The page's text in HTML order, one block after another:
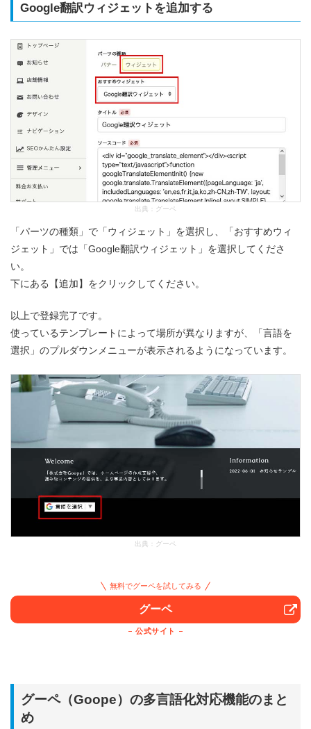
Google翻訳ウィジェットを追加する
出典： グーペ
「パーツの種類」で「ウィジェット」を選択し、「おすすめウィ
ジェット」では「Google翻訳ウィジェット」を選択してくださ
い。
下にある【追加】をクリックしてください。
以上で登録完了です。
使っているテンプレートによって場所が異なりますが、「言語を
選択」のプルダウンメニューが表示されるようになっています。
出典： グーペ
無料でグーペを試してみる
グーペ
公式サイト
グーペ（Goope）の多言語化対応機能のまと
め